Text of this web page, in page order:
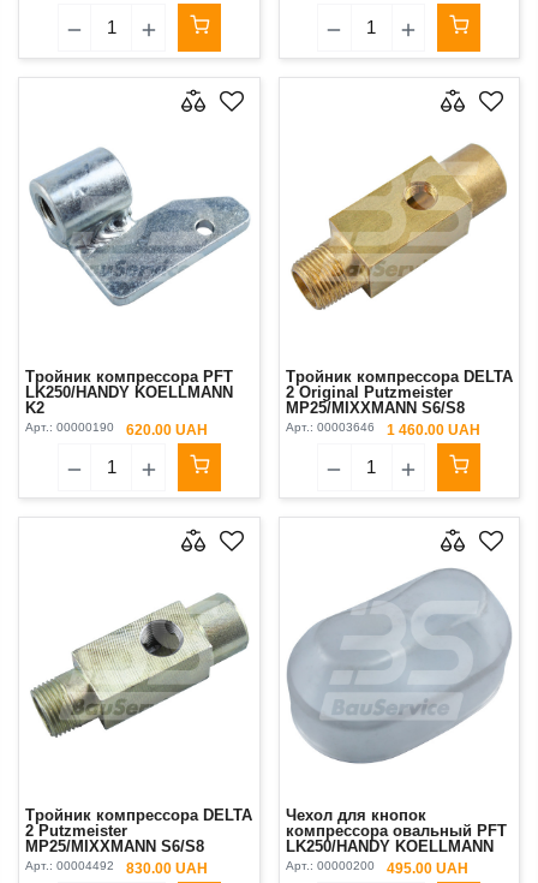
Тройник компрессора PFT
LK250/HANDY KOELLMANN
K2
Арт.: 00000190 620.00 UAH
Тройник компрессора DELTA
2 Original Putzmeister
MP25/MIXXMANN S6/S8
Арт.: 00003646 1 460.00 UAH
Тройник компрессора DELTA
2 Putzmeister
MP25/MIXXMANN S6/S8
Арт.: 00004492 830.00 UAH
Чехол для кнопок
компрессора овальный PFT
LK250/HANDY KOELLMANN
K2 Original
Арт.: 00000200 495.00 UAH